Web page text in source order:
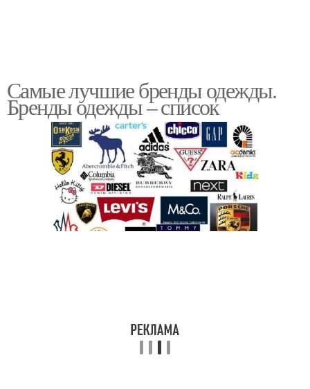
Самые лучшие бренды одежды.
Бренды одежды – список